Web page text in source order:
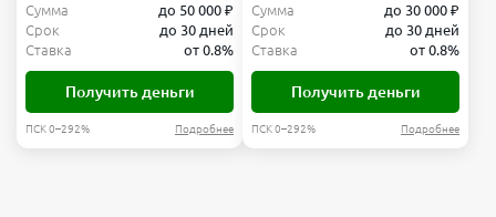
Сумма
до 50 000 ₽
Срок
до 30 дней
Ставка
от 0.8%
Получить деньги
ПСК 0–292% Подробнее
Сумма
до 30 000 ₽
Срок
до 30 дней
Ставка
от 0.8%
Получить деньги
ПСК 0–292% Подробнее